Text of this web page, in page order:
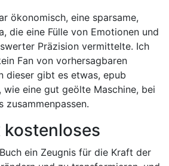
ökonomisch, eine sparsame,
die eine Fülle von Emotionen und
Präzision vermittelte. Ich
Fan von vorhersagbaren
dieser gibt es etwas, epub
eine gut geölte Maschine, bei
zusammenpassen.
kostenloses
ein Zeugnis für die Kraft der